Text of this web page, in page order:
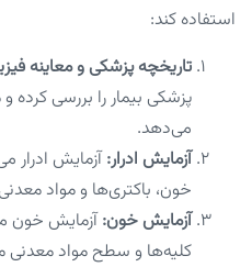
استفاده کند:
تاریخچه پزشکی و معاینه
پزشکی بیمار را بررسی کرده
می‌دهد.
آزمایش ادرار:آزمایش ادرار
خون، باکتری‌ها و مواد
آزمایش خون:آزمایش خون
کلیه‌ها و سطح مواد معدنی